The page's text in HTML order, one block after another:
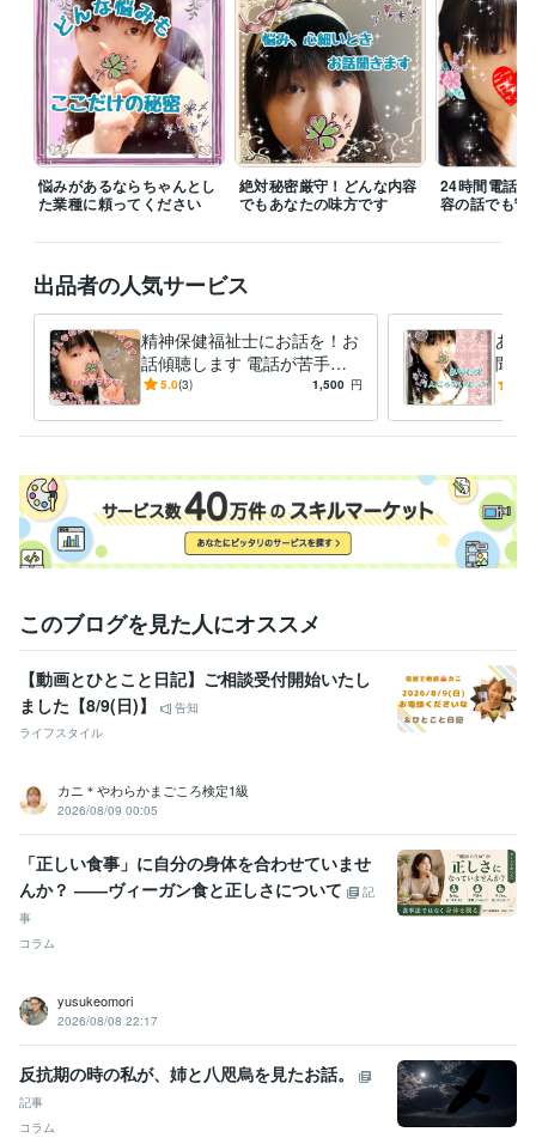
精神保健福祉士 取得年 : 2016年
保育士 取得年 : 2018年
得意分野
悩み相談・カウンセリング 精神保健福祉士・保育士による相談など
悩みがあるならちゃんとし
た業種に頼ってください
絶対秘密厳守！どんな内容
でもあなたの味方です
24時間電話
容の話でも守
出品者の人気サービス
精神保健福祉士にお話を！お
話傾聴します 電話が苦手な
人へ、具体的な悩みのある人
5.0(3) 1,500 円
あな
聞き
まで
このブログを見た人にオススメ
【動画とひとこと日記】ご相談受付開始いたし
ました【8/9(日)】
告知
ライフスタイル
カニ＊やわらかまごころ検定1級
2026/08/09 00:05
「正しい食事」に自分の身体を合わせていませ
んか？ ――ヴィーガン食と正しさについて
記
事
コラム
yusukeomori
2026/08/08 22:17
反抗期の時の私が、姉と八咫烏を見たお話。
記事
コラム